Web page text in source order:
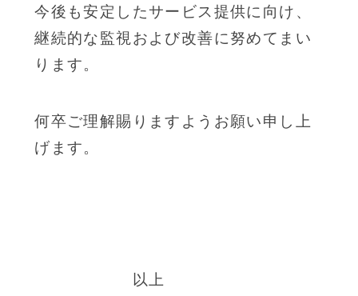
今後も安定したサービス提供に向け、
継続的な監視および改善に努めてまい
ります。
何卒ご理解賜りますようお願い申し上
げます。
以上